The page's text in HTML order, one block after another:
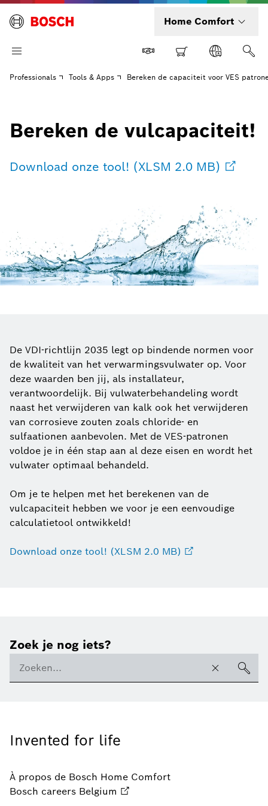
Home Comfort
Professionals Tools & Apps Bereken de capaciteit voor VES
Bereken de vulcapaciteit!
Download onze tool! (XLSM 2.0 MB)
De VDI-richtlijn 2035 legt op bindende normen voor
de kwaliteit van het verwarmingsvulwater op. Voor
deze waarden ben jij, als installateur,
verantwoordelijk. Bij vulwaterbehandeling wordt
naast het verwijderen van kalk ook het verwijderen
van corrosieve zouten zoals chloride- en
sulfaationen aanbevolen. Met de VES-patronen
voldoe je in één stap aan al deze eisen en wordt het
vulwater optimaal behandeld.
Om je te helpen met het berekenen van de
vulcapaciteit hebben we voor je een eenvoudige
calculatietool ontwikkeld!
Download onze tool! (XLSM 2.0 MB)
Zoek je nog iets?
Invented for life
À propos de Bosch Home Comfort
Bosch careers Belgium